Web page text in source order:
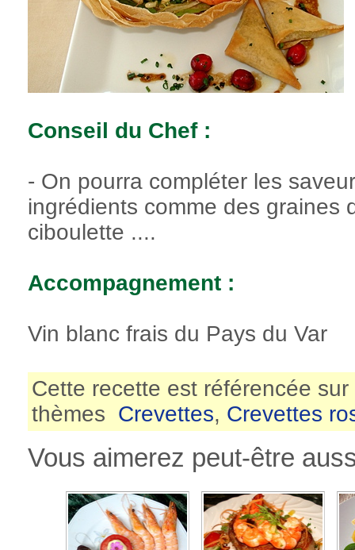
Conseil du Chef :
- On pourra compléter les
ingrédients comme des graines
ciboulette ....
Accompagnement :
Vin blanc frais du Pays du Var
Cette recette est référencée sur
thèmes Crevettes, Crevettes
Vous aimerez peut-être